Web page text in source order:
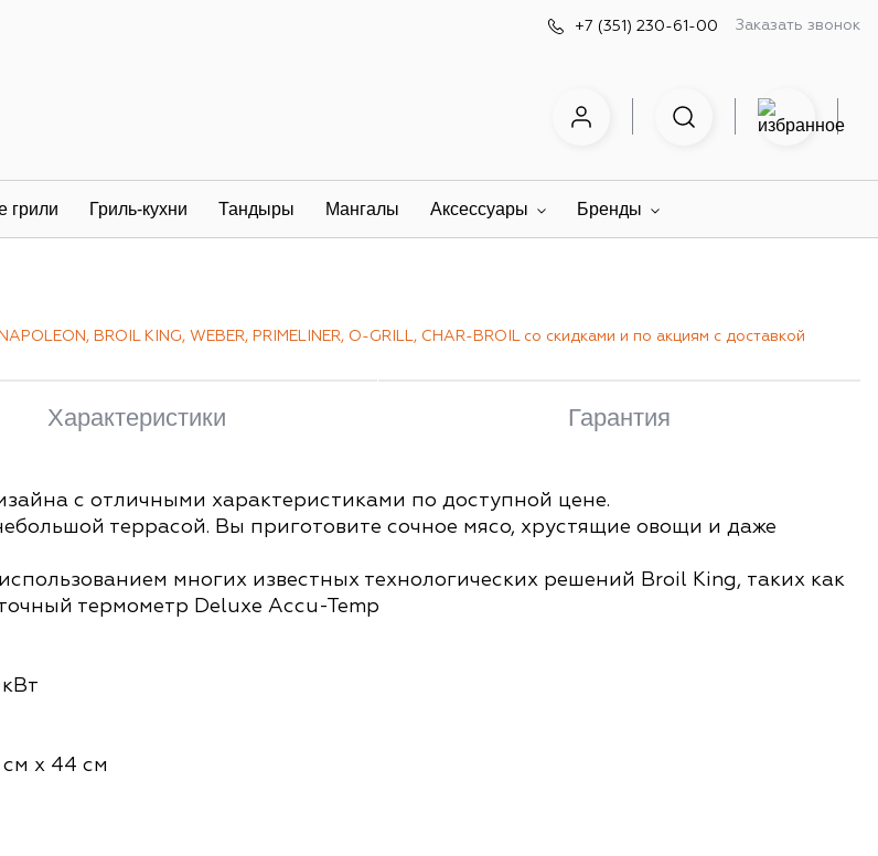
+7 (351) 230-61-00 Заказать звонок
грили Гриль-кухни Тандыры Мангалы Аксессуары Бренды
BROIL KING, WEBER, PRIMELINER, O-GRILL, CHAR-BROIL со скидками и по акциям с доставкой
Характеристики Гарантия
с отличными характеристиками по доступной цене.
террасой. Вы приготовите сочное мясо, хрустящие овощи и даже
многих известных технологических решений Broil King, таких как
термометр Deluxe Accu-Temp
х 44 см